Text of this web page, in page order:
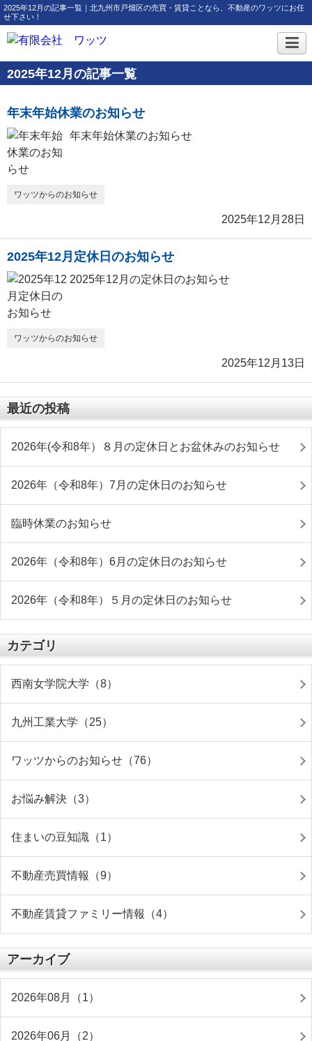
2025年12月の記事一覧｜北九州市戸畑区の売買・賃貸ことなら、不動産のワッツにお任
せ下さい！
2025年12月の記事一覧
年末年始休業のお知らせ
年末年始休業のお知らせ
ワッツからのお知らせ
2025年12月28日
2025年12月定休日のお知らせ
2025年12月の定休日のお知らせ
ワッツからのお知らせ
2025年12月13日
最近の投稿
2026年(令和8年）８月の定休日とお盆休みのお知らせ
2026年（令和8年）7月の定休日のお知らせ
臨時休業のお知らせ
2026年（令和8年）6月の定休日のお知らせ
2026年（令和8年）５月の定休日のお知らせ
カテゴリ
西南女学院大学（8）
九州工業大学（25）
ワッツからのお知らせ（76）
お悩み解決（3）
住まいの豆知識（1）
不動産売買情報（9）
不動産賃貸ファミリー情報（4）
アーカイブ
2026年08月（1）
2026年06月（2）